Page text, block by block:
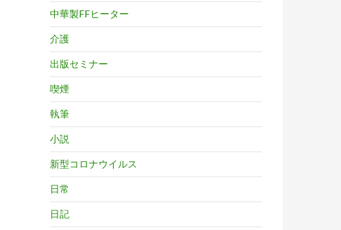
中華製FFヒーター
介護
出版セミナー
喫煙
執筆
小説
新型コロナウイルス
日常
日記